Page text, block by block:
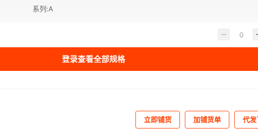
系列:A
登录查看全部规格
立即铺货 加铺货单 代